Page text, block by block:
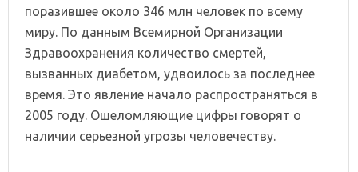
поразившее около 346 млн человек по всему
миру. По данным Всемирной Организации
Здравоохранения количество смертей,
вызванных диабетом, удвоилось за последнее
время. Это явление начало распространяться в
2005 году. Ошеломляющие цифры говорят о
наличии серьезной угрозы человечеству.